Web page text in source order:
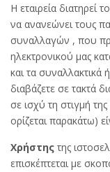
Η εταιρεία
να ανανεώνει τους
συναλλαγών , που
ηλεκτρονικού μας
και τα συναλλακτικά
διαβάζετε σε τακτά
σε ισχύ τη στιγμή
ορίζεται παρακάτω)
Χρήστης της
επισκέπτεται με